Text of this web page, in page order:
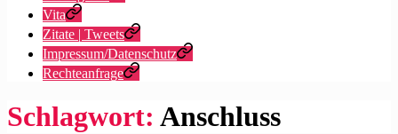
Vita
Zitate | Tweets
Impressum/Datenschutz
Rechteanfrage
Schlagwort: Anschluss